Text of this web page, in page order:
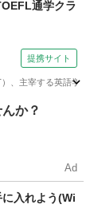
通学クラ
提携サイト
、主宰する英語
か？
Ad
入れよう(Wi